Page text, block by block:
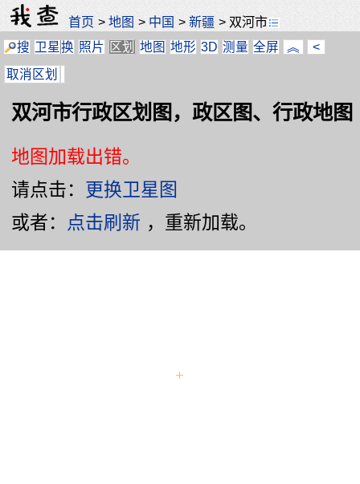
首页 >地图 > 中国 >新疆 > 双河市
搜 卫星换 照片 区划 地图 地形 3D 测量 全屏 ︽
<
取消区划
双河市行政区划图，政区图、行政地图
地图加载出错。
请点击： 更换卫星图
或者： 点击刷新 ，重新加载。